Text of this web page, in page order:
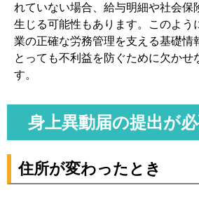
れていない場合、給与明細や社会保
生じる可能性もあります。このよう
業の正確な労務管理を支える基礎情
とっても不利益を防ぐために欠かせ
す。
身上異動届の提出が
住所が変わったとき